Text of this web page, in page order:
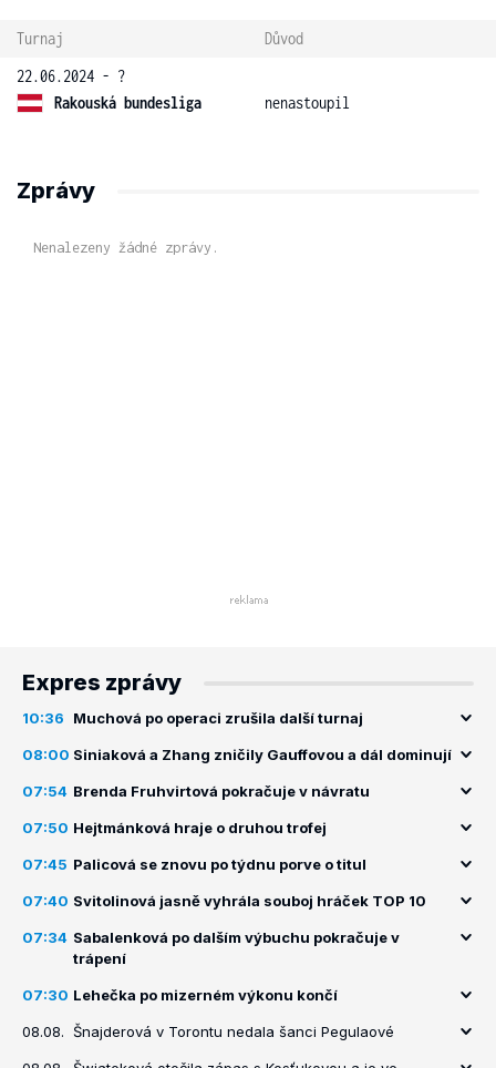
Turnaj
Důvod
22.06.2024 - ?
Rakouská bundesliga
nenastoupil
Zprávy
Nenalezeny žádné zprávy.
Expres zprávy
10:36 Muchová po operaci zrušila další turnaj
08:00 Siniaková a Zhang zničily Gauffovou a dál dominují
07:54 Brenda Fruhvirtová pokračuje v návratu
07:50 Hejtmánková hraje o druhou trofej
07:45 Palicová se znovu po týdnu porve o titul
07:40 Svitolinová jasně vyhrála souboj hráček TOP 10
07:34 Sabalenková po dalším výbuchu pokračuje v
trápení
07:30 Lehečka po mizerném výkonu končí
08.08. Šnajderová v Torontu nedala šanci Pegulaové